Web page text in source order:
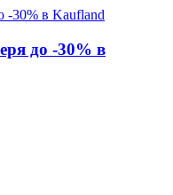
до -30% в